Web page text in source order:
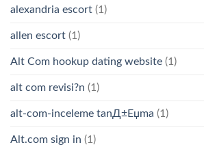
alexandria escort (1)
allen escort (1)
Alt Com hookup dating website (1)
alt com revisi?n (1)
alt-com-inceleme tanД±Еџma (1)
Alt.com sign in (1)